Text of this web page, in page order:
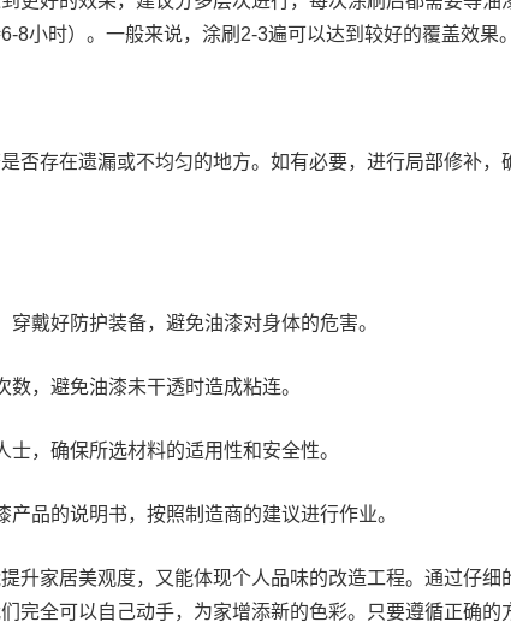
8小时）。一般来说，涂刷2-3遍可以达到较好的覆盖效果。
否存在遗漏或不均匀的地方。如有必要，进行局部修补，
戴好防护装备，避免油漆对身体的危害。
，避免油漆未干透时造成粘连。
，确保所选材料的适用性和安全性。
品的说明书，按照制造商的建议进行作业。
升家居美观度，又能体现个人品味的改造工程。通过仔细
完全可以自己动手，为家增添新的色彩。只要遵循正确的